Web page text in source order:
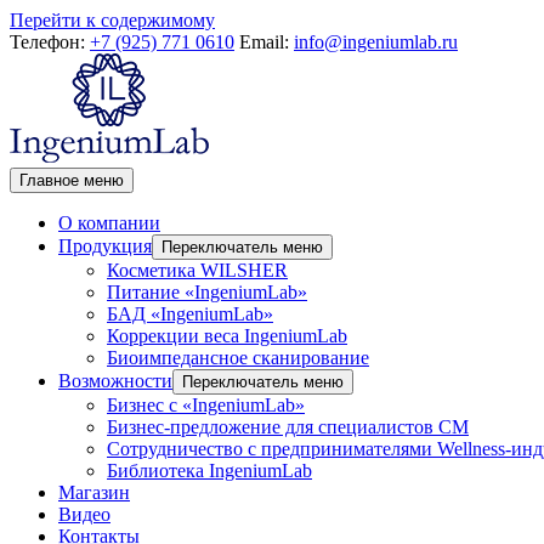
Перейти к содержимому
Телефон: +7 (925) 771 0610 Email: info@ingeniumlab.ru
Главное меню
О компании
Продукция
Переключатель меню
Косметика WILSHER
Питание «IngeniumLab»
БАД «IngeniumLab»
Коррекции веса IngeniumLab
Биоимпедансное сканирование
Возможности
Переключатель меню
Бизнес с «IngeniumLab»
Бизнес-предложение для специалистов СМ
Сотрудничество с предпринимателями Wellness-
Библиотека IngeniumLab
Магазин
Видео
Контакты